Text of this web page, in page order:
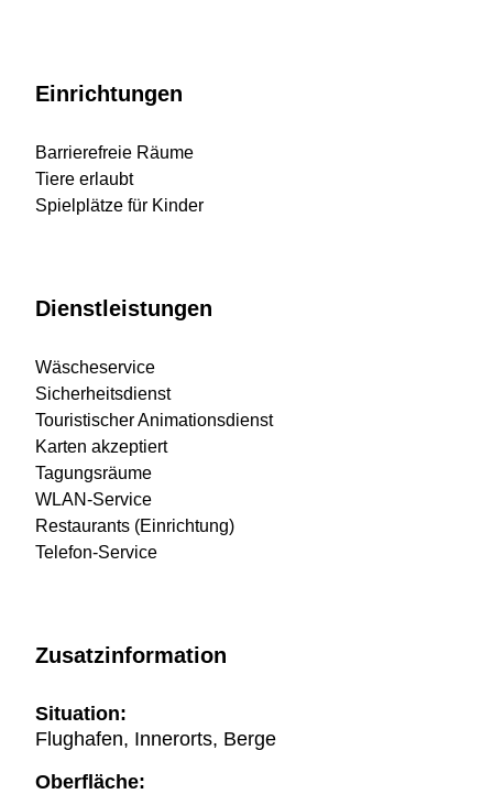
Einrichtungen
Barrierefreie Räume
Tiere erlaubt
Spielplätze für Kinder
Dienstleistungen
Wäscheservice
Sicherheitsdienst
Touristischer Animationsdienst
Karten akzeptiert
Tagungsräume
WLAN-Service
Restaurants (Einrichtung)
Telefon-Service
Zusatzinformation
Situation:
Flughafen, Innerorts, Berge
Oberfläche: